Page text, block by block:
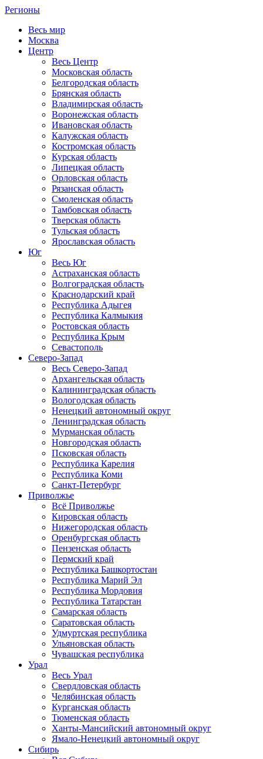
Регионы
Весь мир
Москва
Центр
Весь Центр
Московская область
Белгородская область
Брянская область
Владимирская область
Воронежская область
Ивановская область
Калужская область
Костромская область
Курская область
Липецкая область
Орловская область
Рязанская область
Смоленская область
Тамбовская область
Тверская область
Тульская область
Ярославская область
Юг
Весь Юг
Астраханская область
Волгоградская область
Краснодарский край
Республика Адыгея
Республика Калмыкия
Ростовская область
Республика Крым
Севастополь
Северо-Запад
Весь Северо-Запад
Архангельская область
Калининградская область
Вологодская область
Ненецкий автономный округ
Ленинградская область
Мурманская область
Новгородская область
Псковская область
Республика Карелия
Республика Коми
Санкт-Петербург
Приволжье
Всё Приволжье
Кировская область
Нижегородская область
Оренбургская область
Пензенская область
Пермский край
Республика Башкортостан
Республика Марий Эл
Республика Мордовия
Республика Татарстан
Самарская область
Саратовская область
Удмуртская республика
Ульяновская область
Чувашская республика
Урал
Весь Урал
Свердловская область
Челябинская область
Курганская область
Тюменская область
Ханты-Мансийский автономный округ
Ямало-Ненецкий автономный округ
Сибирь